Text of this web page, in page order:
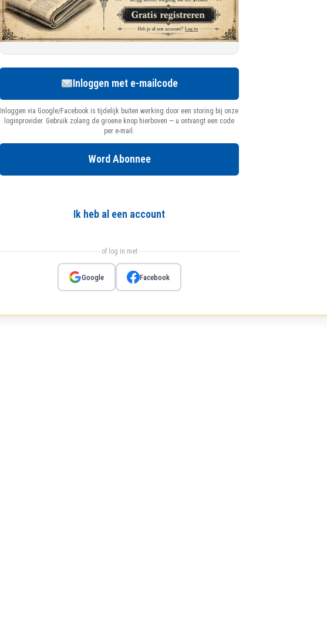
Inloggen met e-mailcode
Inloggen via Google/Facebook is tijdelijk buiten werking door een storing bij onze
loginprovider. Gebruik zolang de groene knop hierboven — u ontvangt een code
per e-mail.
Word Abonnee
Ik heb al een account
of log in met
Google Facebook